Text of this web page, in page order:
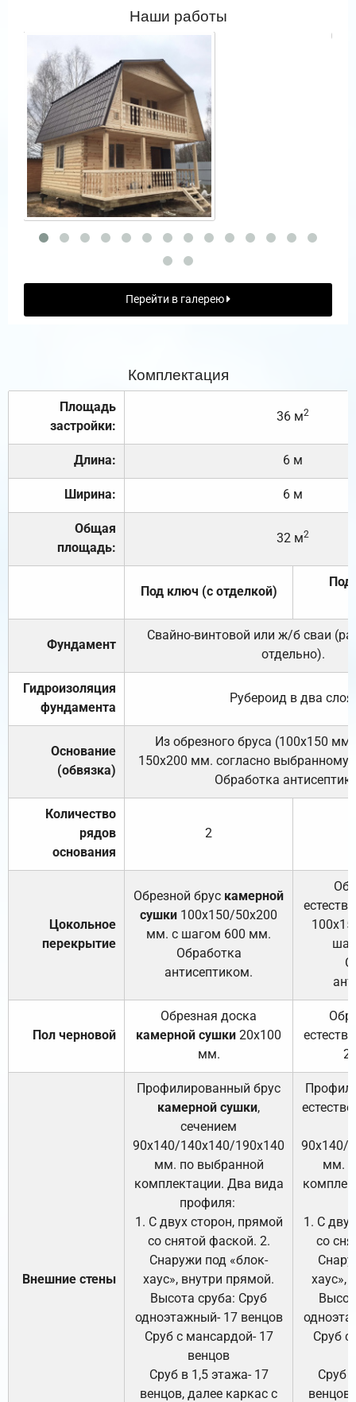
Наши работы
Перейти в галерею
Комплектация
Площадь
застройки:
36 м2
Длина: 6 м
Ширина: 6 м
Общая
площадь:
32 м2
Под ключ (с отделкой)
Под
Фундамент
Свайно-винтовой или ж/б сваи
отдельно).
Гидроизоляция
фундамента
Рубероид в два слоя.
Основание
(обвязка)
Из обрезного бруса (100х150
150х200 мм. согласно выбранному
Обработка
Количество
рядов
основания
2
Цокольное
перекрытие
Обрезной брус камерной
сушки 100х150/50х200
мм. с шагом 600 мм.
Обработка
антисептиком.
Пол черновой
Обрезная доска
камерной сушки 20х100
мм.
Внешние стены
Профилированный брус
камерной сушки,
сечением
90х140/140х140/190х140
мм. по выбранной
комплектации. Два вида
профиля:
1. С двух сторон, прямой
со снятой фаской. 2.
Снаружи под «блок-
хаус», внутри прямой.
Высота сруба: Сруб
одноэтажный- 17 венцов
Сруб с мансардой- 17
венцов
Сруб в 1,5 этажа- 17
венцов, далее каркас с
90х140/
мм.
1. С
со
хаус»,
Сруб с
Сруб